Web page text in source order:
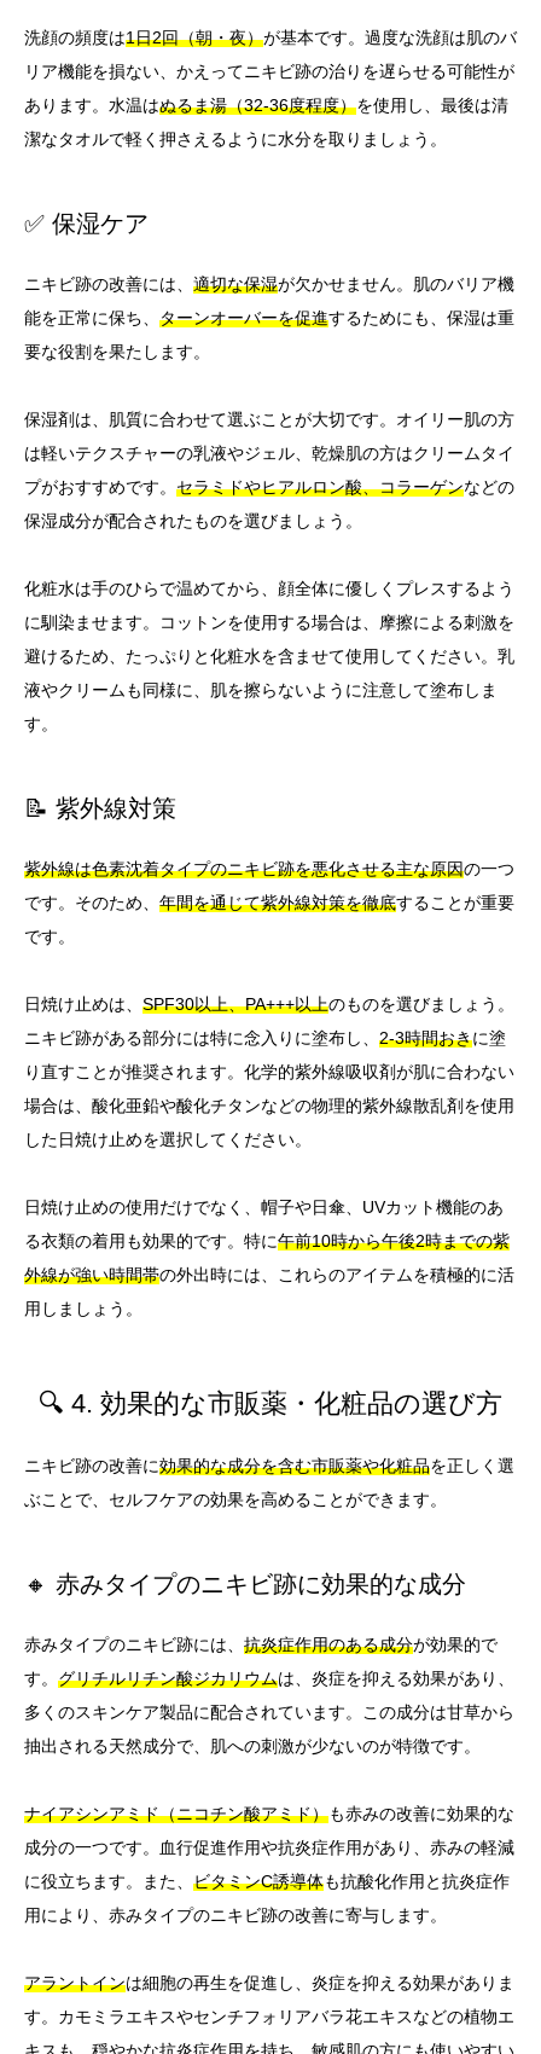
洗顔の頻度は1日2回（朝・夜）が基本です。過度な洗顔は肌のバ
リア機能を損ない、かえってニキビ跡の治りを遅らせる可能性が
あります。水温はぬるま湯（32-36度程度）を使用し、最後は清
潔なタオルで軽く押さえるように水分を取りましょう。
✅ 保湿ケア
ニキビ跡の改善には、 適切な保湿が欠かせません。肌のバリア機
能を正常に保ち、 ターンオーバーを促進するためにも、保湿は重
要な役割を果たします。
保湿剤は、肌質に合わせて選ぶことが大切です。オイリー肌の方
は軽いテクスチャーの乳液やジェル、乾燥肌の方はクリームタイ
プがおすすめです。 セラミドやヒアルロン酸、コラーゲンなどの
保湿成分が配合されたものを選びましょう。
化粧水は手のひらで温めてから、顔全体に優しくプレスするよう
に馴染ませます。コットンを使用する場合は、摩擦による刺激を
避けるため、たっぷりと化粧水を含ませて使用してください。乳
液やクリームも同様に、肌を擦らないように注意して塗布しま
す。
📝 紫外線対策
紫外線は色素沈着タイプのニキビ跡を悪化させる主な原因の一つ
です。そのため、 年間を通じて紫外線対策を徹底することが重要
です。
日焼け止めは、 SPF30以上、PA+++以上のものを選びましょう。
ニキビ跡がある部分には特に念入りに塗布し、 2-3時間おきに塗
り直すことが推奨されます。化学的紫外線吸収剤が肌に合わない
場合は、酸化亜鉛や酸化チタンなどの物理的紫外線散乱剤を使用
した日焼け止めを選択してください。
日焼け止めの使用だけでなく、帽子や日傘、UVカット機能のあ
る衣類の着用も効果的です。特に午前10時から午後2時までの紫
外線が強い時間帯の外出時には、これらのアイテムを積極的に活
用しましょう。
🔍 4. 効果的な市販薬・化粧品の選び方
ニキビ跡の改善に効果的な成分を含む市販薬や化粧品を正しく選
ぶことで、セルフケアの効果を高めることができます。
🔸 赤みタイプのニキビ跡に効果的な成分
赤みタイプのニキビ跡には、 抗炎症作用のある成分が効果的で
す。 グリチルリチン酸ジカリウムは、炎症を抑える効果があり、
多くのスキンケア製品に配合されています。この成分は甘草から
抽出される天然成分で、肌への刺激が少ないのが特徴です。
ナイアシンアミド（ニコチン酸アミド）も赤みの改善に効果的な
成分の一つです。血行促進作用や抗炎症作用があり、赤みの軽減
に役立ちます。また、 ビタミンC誘導体も抗酸化作用と抗炎症作
用により、赤みタイプのニキビ跡の改善に寄与します。
アラントインは細胞の再生を促進し、炎症を抑える効果がありま
す。カモミラエキスやセンチフォリアバラ花エキスなどの植物エ